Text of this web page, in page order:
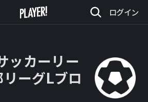
ログイン
ッカーリー
ーグLブロ